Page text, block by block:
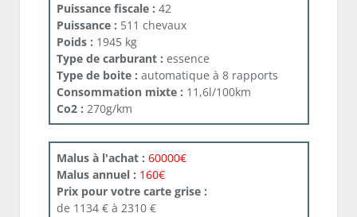
Puissance fiscale : 42
Puissance : 511 chevaux
Poids : 1945 kg
Type de carburant : essence
Type de boite : automatique à 8 rapports
Consommation mixte : 11,6l/100km
Co2 : 270g/km
Malus à l'achat : 60000€
Malus annuel : 160€
Prix pour votre carte grise :
de 1134 € à 2310 €